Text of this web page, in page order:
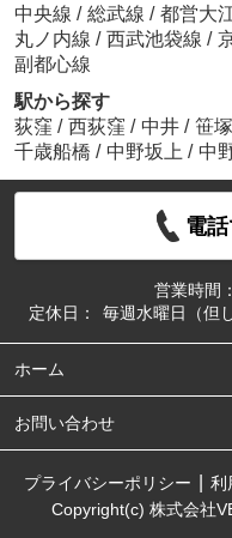
中央線 / 総武線 / 都営大
丸ノ内線 / 西武池袋線 /
副都心線
駅から探す
荻窪 / 西荻窪 / 中井 / 笹塚
千歳船橋 / 中野坂上 / 中
電
営業時間：
定休日：
毎週水曜日（但
ホーム
お問い合わせ
プライバシーポリシー 利
Copyright(c) 株式会社